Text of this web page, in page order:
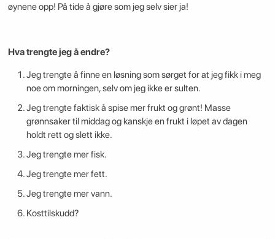
øynene opp! På tide å gjøre som jeg selv sier ja!
Hva trengte jeg å endre?
Jeg trengte å finne en løsning som sørget for at jeg fikk i meg
noe om morningen, selv om jeg ikke er sulten.
Jeg trengte faktisk å spise mer frukt og grønt! Masse
grønnsaker til middag og kanskje en frukt i løpet av dagen
holdt rett og slett ikke.
Jeg trengte mer fisk.
Jeg trengte mer fett.
Jeg trengte mer vann.
Kosttilskudd?